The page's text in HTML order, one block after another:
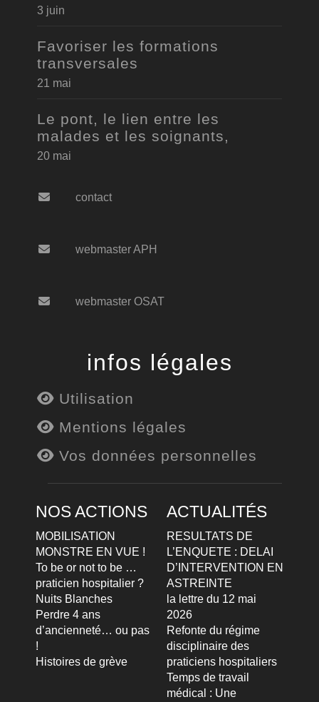
3 juin
Favoriser les formations
transversales
21 mai
Le pont, le lien entre les
malades et les soignants,
20 mai
contact
webmaster APH
webmaster OSAT
infos légales
Utilisation
Mentions légales
Vos données personnelles
NOS ACTIONS
MOBILISATION
MONSTRE EN VUE !
To be or not to be …
praticien hospitalier ?
Nuits Blanches
Perdre 4 ans
d’ancienneté… ou pas
!
Histoires de grève
ACTUALITÉS
RESULTATS DE
L’ENQUETE : DELAI
D’INTERVENTION EN
ASTREINTE
la lettre du 12 mai
2026
Refonte du régime
disciplinaire des
praticiens hospitaliers
Temps de travail
médical : Une